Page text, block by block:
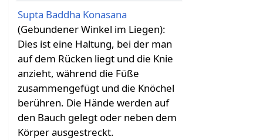
Supta Baddha Konasana
(Gebundener Winkel im Liegen):
Dies ist eine Haltung, bei der man
auf dem Rücken liegt und die Knie
anzieht, während die Füße
zusammengefügt und die Knöchel
berühren. Die Hände werden auf
den Bauch gelegt oder neben dem
Körper ausgestreckt.